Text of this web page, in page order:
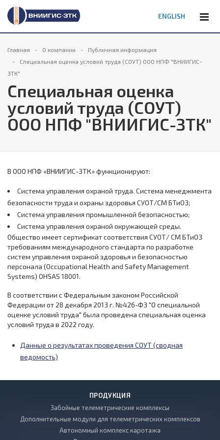
ENGLISH
Главная О компании
Публичная информация
Специальная оценка условий труда (СОУТ) ООО НПФ "ВНИИГИС-
ЗТК"
Специальная оценка
условий труда (СОУТ)
ООО НПФ "ВНИИГИС-ЗТК"
В ООО НПФ «ВНИИГИС-ЗТК» функционируют:
Система управления охраной труда. Система менеджмента
безопасности труда и охраны здоровья СУОТ/СМ БТиОЗ;
Система управления промышленной безопасностью;
Система управления охраной окружающей среды.
Общество имеет сертификат соответствия СУОТ/ СМ БТиОЗ
требованиям международного стандарта по разработке
систем управления охраной здоровья и безопасностью
персонала (Occupational Health and Safety Management
Systems) OHSAS 18001.
В соответствии с Федеральным законом Российской
Федерации от 28 декабря 2013 г. №426-ФЗ "О специальной
оценке условий труда" была проведена специальная оценка
условий труда в 2022 году.
Данные о результатах проведения СОУТ (сводная
ведомость)
ПРОДУКЦИЯ
Забойные телеметрические комплексы
Дополнительные модули для телеметрических комплексов
Автономный комплекс каротажа